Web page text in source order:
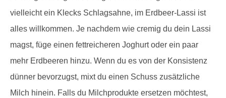
vielleicht ein Klecks Schlagsahne, im Erdbeer-Lassi ist
alles willkommen. Je nachdem wie cremig du dein Lassi
magst, füge einen fettreicheren Joghurt oder ein paar
mehr Erdbeeren hinzu. Wenn du es von der Konsistenz
dünner bevorzugst, mixt du einen Schuss zusätzliche
Milch hinein. Falls du Milchprodukte ersetzen möchtest,